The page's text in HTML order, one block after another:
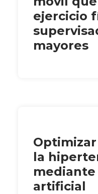
ejercicio
mayores
la
artificial